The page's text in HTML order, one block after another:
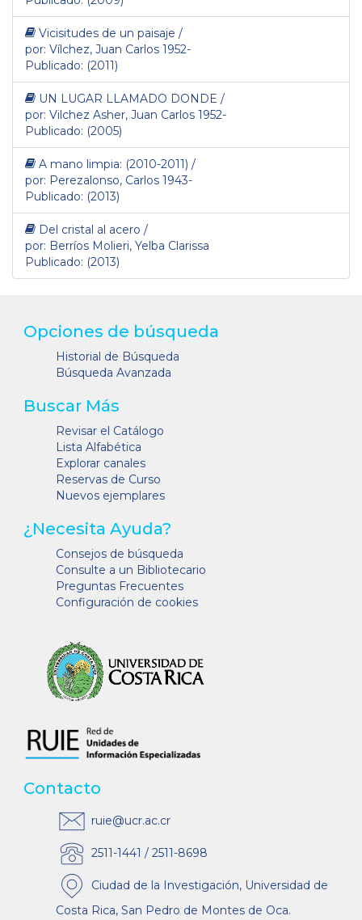
Vicisitudes de un paisaje /
por: Vílchez, Juan Carlos 1952-
Publicado: (2011)
UN LUGAR LLAMADO DONDE /
por: Vilchez Asher, Juan Carlos 1952-
Publicado: (2005)
A mano limpia: (2010-2011) /
por: Perezalonso, Carlos 1943-
Publicado: (2013)
Del cristal al acero /
por: Berríos Molieri, Yelba Clarissa
Publicado: (2013)
Opciones de búsqueda
Historial de Búsqueda
Búsqueda Avanzada
Buscar Más
Revisar el Catálogo
Lista Alfabética
Explorar canales
Reservas de Curso
Nuevos ejemplares
¿Necesita Ayuda?
Consejos de búsqueda
Consulte a un Bibliotecario
Preguntas Frecuentes
Configuración de cookies
Contacto
ruie@ucr.ac.cr
2511-1441 / 2511-8698
Ciudad de la Investigación, Universidad de
Costa Rica, San Pedro de Montes de Oca.